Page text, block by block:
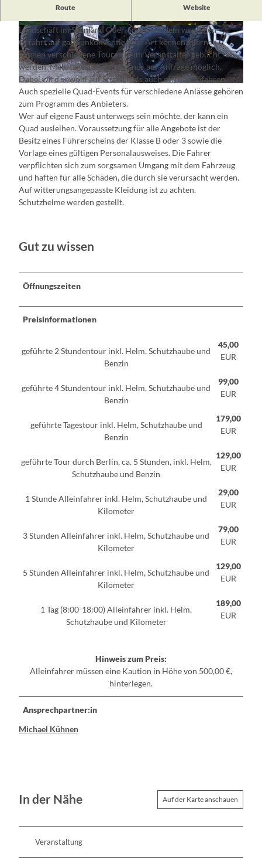
© Alexandra Pohnke
© Alexandra Pohnke © Alexandra Pohnke
Route Website
Eine Fahrt mit dem Quad ist ein Freizeiterlebnis der
Landschaft im Seenland Oder-Spree mit dem wendigen
Gefährt auf ganz unkonventionelle Art kennenzulernen,
können verschiedene Touren beim Veranstalter gebucht
werden. Mehrtagestouren sind nur auf Anfrage möglich.
Dabei wird sowohl auf Straßen als auch offroad gefahren.
Auch spezielle Quad-Events für verschiedene Anlässe gehören
zum Programm des Anbieters.
Wer auf eigene Faust unterwegs sein möchte, der kann ein
Quad ausleihen. Voraussetzung für alle Angebote ist der
Besitz eines Führerscheins der Klasse B oder 3 sowie die
Vorlage eines gültigen Personalausweises. Die Fahrer
verpflichten sich zum sorgsamen Umgang mit dem Fahrzeug
und haften für alle Schäden, die durch sie verursacht werden.
Auf witterungsangepasste Kleidung ist zu achten.
Schutzhelme werden gestellt.
Gut zu wissen
Öffnungszeiten
Preisinformationen
geführte 2 Stundentour inkl. Helm, Schutzhaube und
Benzin
45,00
EUR
geführte 4 Stundentour inkl. Helm, Schutzhaube und
Benzin
99,00
EUR
geführte Tagestour inkl. Helm, Schutzhaube und
Benzin
179,00
EUR
geführte Tour durch Berlin, ca. 5 Stunden, inkl. Helm,
Schutzhaube und Benzin
129,00
EUR
1 Stunde Alleinfahrer inkl. Helm, Schutzhaube und
Kilometer
29,00
EUR
3 Stunden Alleinfahrer inkl. Helm, Schutzhaube und
Kilometer
79,00
EUR
5 Stunden Alleinfahrer inkl. Helm, Schutzhaube und
Kilometer
129,00
EUR
1 Tag (8:00-18:00) Alleinfahrer inkl. Helm,
Schutzhaube und Kilometer
189,00
EUR
Hinweis zum Preis:
Alleinfahrer müssen eine Kaution in Höhe von 500,00 €,
hinterlegen.
Ansprechpartner:in
Michael Kühnen
In der Nähe Auf der Karte anschauen
Veranstaltung